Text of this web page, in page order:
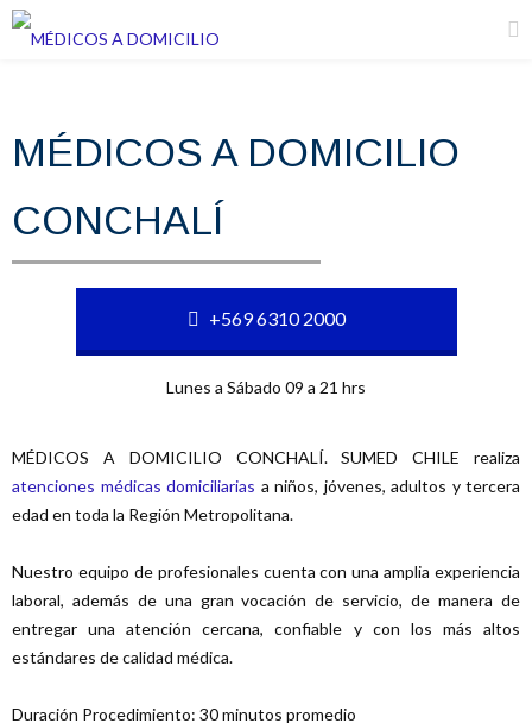
MÉDICOS A DOMICILIO
CONCHALÍ
+569 6310 2000
Lunes a Sábado 09 a 21 hrs
MÉDICOS A DOMICILIO CONCHALÍ. SUMED CHILE realiza
atenciones médicas domiciliarias a niños, jóvenes, adultos y tercera
edad en toda la Región Metropolitana.
Nuestro equipo de profesionales cuenta con una amplia experiencia
laboral, además de una gran vocación de servicio, de manera de
entregar una atención cercana, confiable y con los más altos
estándares de calidad médica.
Duración Procedimiento: 30 minutos promedio